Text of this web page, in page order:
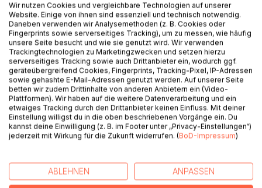
Lass dich berühren vom
Advent.Licht.Zauber
Hier und jetzt
Nimm dir Zeit für die Geschichten
Sie wärmen dich und
leuchten hell
Dazu leuchten die Bilder der
Neumarkter Künstlerin
Monika Langen
AUTOR/IN
Wir nutzen Cookies und vergleichbare Technologien auf unserer
Website. Einige von ihnen sind essenziell und technisch notwendig.
Daneben verwenden wir Analysemethoden (z. B. Cookies oder
Fingerprints sowie serverseitiges Tracking), um zu messen, wie häufig
unsere Seite besucht und wie sie genutzt wird. Wir verwenden
Trackingtechnologien zu Marketingzwecken und setzen hierzu
serverseitiges Tracking sowie auch Drittanbieter ein, wodurch ggf.
geräteübergreifend Cookies, Fingerprints, Tracking-Pixel, IP-Adressen
sowie gehashte E-Mail-Adressen genutzt werden. Auf unserer Seite
betten wir zudem Drittinhalte von anderen Anbietern ein (Video-
Plattformen). Wir haben auf die weitere Datenverarbeitung und ein
etwaiges Tracking durch den Drittanbieter keinen Einfluss. Mit deiner
Einstellung willigst du in die oben beschriebenen Vorgänge ein. Du
kannst deine Einwilligung (z. B. im Footer unter „Privacy-Einstellungen“)
jederzeit mit Wirkung für die Zukunft widerrufen. (BoD-Impressum)
ABLEHNEN ANPASSEN